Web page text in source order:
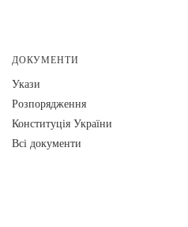
ДОКУМЕНТИ
Укази
Розпорядження
Конституція України
Всі документи